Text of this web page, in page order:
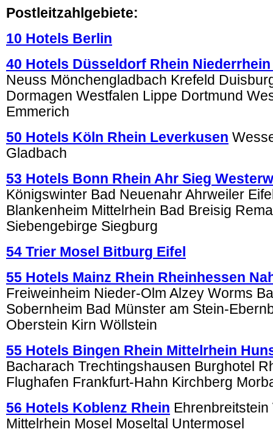
Postleitzahlgebiete:
10 Hotels Berlin
40 Hotels Düsseldorf Rhein
Neuss Mönchengladbach Krefeld
Dormagen Westfalen Lippe Dortmund
Emmerich
50 Hotels Köln Rhein Leverkusen
Gladbach
53 Hotels Bonn Rhein Ahr Sieg
Königswinter Bad Neuenahr Ahrweiler
Blankenheim Mittelrhein Bad Breisig
Siebengebirge Siegburg
54 Trier Mosel Bitburg Eifel
55 Hotels Mainz Rhein Rheinhessen
Freiweinheim Nieder-Olm Alzey Worms
Sobernheim Bad Münster am Stein-
Oberstein Kirn Wöllstein
55 Hotels Bingen Rhein Mittelrhein
Bacharach Trechtingshausen Burghotel
Flughafen Frankfurt-Hahn Kirchberg
56 Hotels Koblenz Rhein Ehrenbreitstein
Mittelrhein Mosel Moseltal Untermosel